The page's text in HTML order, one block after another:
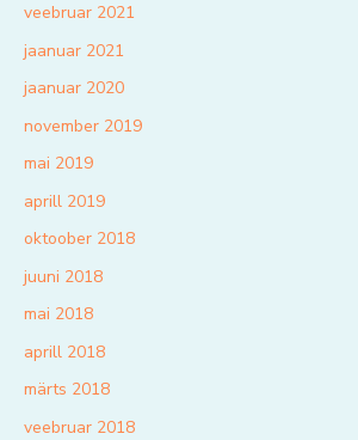
veebruar 2021
jaanuar 2021
jaanuar 2020
november 2019
mai 2019
aprill 2019
oktoober 2018
juuni 2018
mai 2018
aprill 2018
märts 2018
veebruar 2018